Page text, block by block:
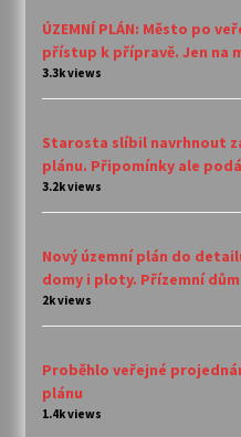
ÚZEMNÍ PLÁN: Město po
přístup k přípravě. Jen na
3.3k views
Starosta slíbil navrhnout
plánu. Připomínky ale
3.2k views
Nový územní plán do
domy i ploty. Přízemní
2k views
Proběhlo veřejné
plánu
1.4k views